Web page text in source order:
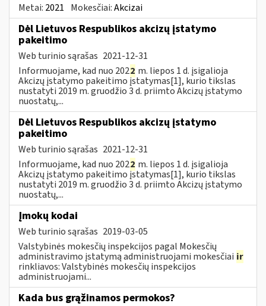
Metai: 2021 Mokesčiai:Akcizai
Dėl Lietuvos Respublikos akcizų įstatymo
pakeitimo
Web turinio sąrašas 2021-12-31
Informuojame, kad nuo 2022 m. liepos 1 d. įsigalioja
Akcizų įstatymo pakeitimo įstatymas[1], kurio tikslas
nustatyti 2019 m. gruodžio 3 d. priimto Akcizų įstatymo
nuostatų,...
Dėl Lietuvos Respublikos akcizų įstatymo
pakeitimo
Web turinio sąrašas 2021-12-31
Informuojame, kad nuo 2022 m. liepos 1 d. įsigalioja
Akcizų įstatymo pakeitimo įstatymas[1], kurio tikslas
nustatyti 2019 m. gruodžio 3 d. priimto Akcizų įstatymo
nuostatų,...
Įmokų kodai
Web turinio sąrašas 2019-03-05
Valstybinės mokesčių inspekcijos pagal Mokesčių
administravimo įstatymą administruojami mokesčiai ir
rinkliavos: Valstybinės mokesčių inspekcijos
administruojami...
Kada bus grąžinamos permokos?